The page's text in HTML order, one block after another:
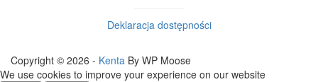
Deklaracja dostępności
Copyright © 2026 - Kenta By WP Moose
We use cookies to improve your experience on our website